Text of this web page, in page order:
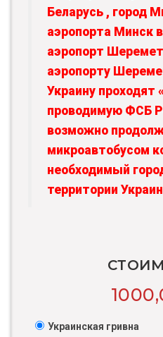
Беларусь , город
аэропорта Минск
аэропорт
аэропорту
Украину проходят
проводимую ФСБ
возможно
микроавтобусом
необходимый
территории
Украинская гривна